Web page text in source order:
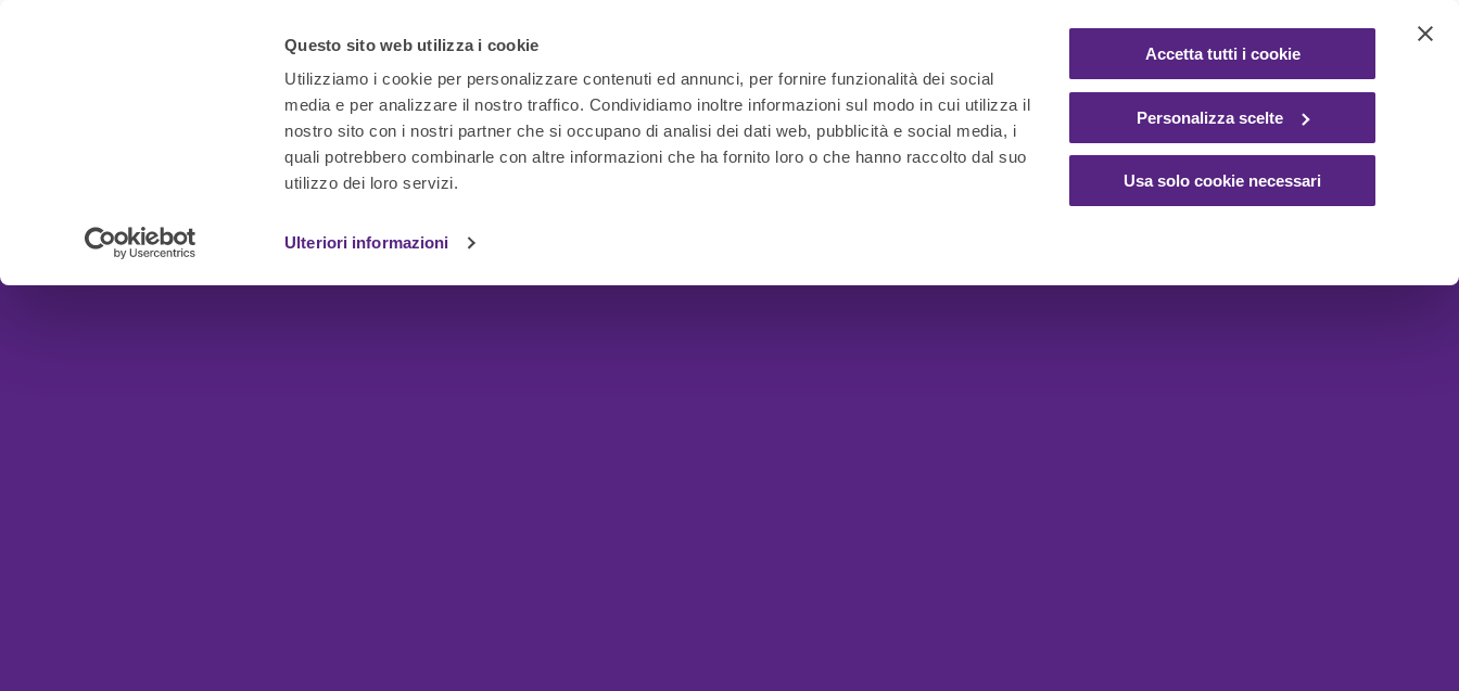
Questo sito web utilizza i cookie
Utilizziamo i cookie per personalizzare contenuti ed annunci, per fornire funzionalità dei social
media e per analizzare il nostro traffico. Condividiamo inoltre informazioni sul modo in cui utilizza il
nostro sito con i nostri partner che si occupano di analisi dei dati web, pubblicità e social media, i
quali potrebbero combinarle con altre informazioni che ha fornito loro o che hanno raccolto dal suo
utilizzo dei loro servizi.
Ulteriori informazioni
Accetta tutti i cookie
Personalizza scelte
Usa solo cookie necessari